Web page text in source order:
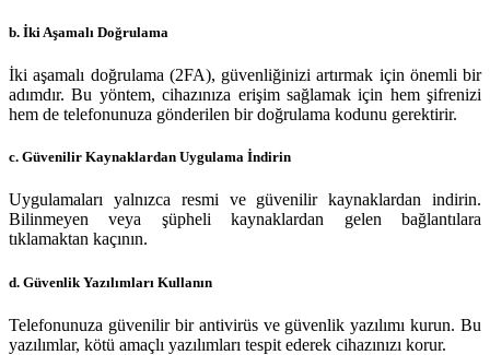
b. İki Aşamalı Doğrulama
İki aşamalı doğrulama (2FA), güvenliğinizi artırmak için önemli bir
adımdır. Bu yöntem, cihazınıza erişim sağlamak için hem şifrenizi
hem de telefonunuza gönderilen bir doğrulama kodunu gerektirir.
c. Güvenilir Kaynaklardan Uygulama İndirin
Uygulamaları yalnızca resmi ve güvenilir kaynaklardan indirin.
Bilinmeyen veya şüpheli kaynaklardan gelen bağlantılara
tıklamaktan kaçının.
d. Güvenlik Yazılımları Kullanın
Telefonunuza güvenilir bir antivirüs ve güvenlik yazılımı kurun. Bu
yazılımlar, kötü amaçlı yazılımları tespit ederek cihazınızı korur.